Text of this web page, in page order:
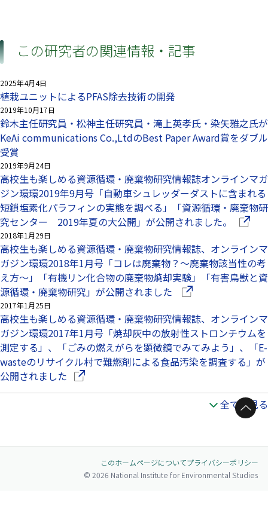
この研究者の関連情報・記事
2025年4月4日
植栽ユニットによるPFAS除去技術の開発
2019年10月17日
鈴木主任研究員・松神主任研究員・滝上英孝氏・染矢雅之氏が
KeAi communications Co.,LtdのBest Paper Award賞をダブル
受賞
2019年9月24日
高校生も楽しめる資源循環・廃棄物研究情報誌オンラインマガ
ジン環環2019年9月号「自動車シュレッダーダストに含まれる
短鎖塩素化パラフィンの実態を調べる」「資源循環・廃棄物研
究センター 2019年夏の大公開」が公開されました。
（別
2018年1月29日
高校生も楽しめる資源循環・廃棄物研究情報誌、オンラインマ
ガジン環環2018年1月号「コレは廃棄物？～廃棄物該当性の考
え方～」「有機リン化合物の廃棄物焼却実験」「有害鳥獣と資
源循環・廃棄物研究」が公開されました
（別ウインドウで開
2017年1月25日
高校生も楽しめる資源循環・廃棄物研究情報誌、オンラインマ
ガジン環環2017年1月号「焼却灰中の放射性ストロンチウムを
測定する」、「ごみの燃えがらを顕微鏡でみてみよう」、「E-
wasteのリサイクル村で難燃剤による食品汚染を調査する」が
公開されました （別ウインドウで開きます）
全てを見る
ページトップへ
このホームページについてプライバシーポリシー
© 2026 National Institute for Environmental Studies